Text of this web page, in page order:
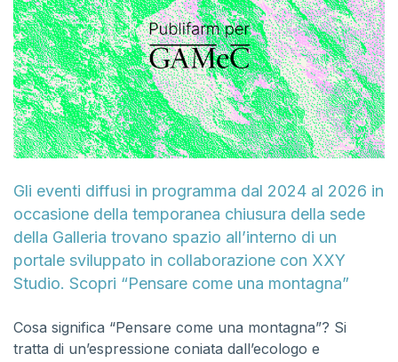
Gli eventi diffusi in programma dal 2024 al 2026 in
occasione della temporanea chiusura della sede
della Galleria trovano spazio all’interno di un
portale sviluppato in collaborazione con XXY
Studio. Scopri “Pensare come una montagna”
Cosa significa “Pensare come una montagna”? Si
tratta di un’espressione coniata dall’ecologo e